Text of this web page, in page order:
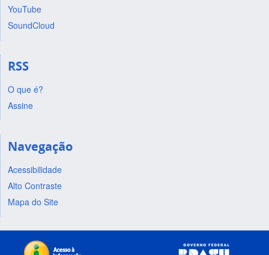
YouTube
SoundCloud
RSS
O que é?
Assine
Navegação
Acessibilidade
Alto Contraste
Mapa do Site